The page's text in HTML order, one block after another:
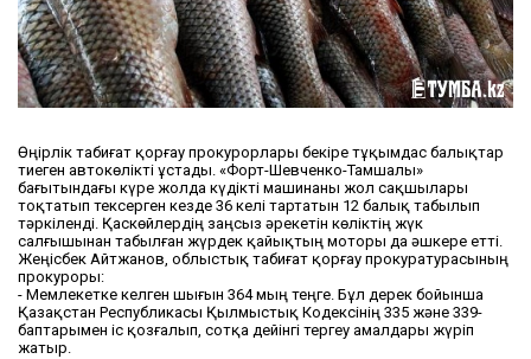
Өңірлік табиғат қорғау прокурорлары бекіре тұқымдас балықтар
тиеген автокөлікті ұстады. «Форт-Шевченко-Тамшалы»
бағытындағы күре жолда күдікті машинаны жол сақшылары
тоқтатып тексерген кезде 36 келі тартатын 12 балық табылып
тәркіленді. Қаскөйлердің заңсыз әрекетін көліктің жүк
салғышынан табылған жүрдек қайықтың моторы да әшкере етті.
Жеңісбек Айтжанов, облыстық табиғат қорғау прокуратурасының
прокуроры:
- Мемлекетке келген шығын 364 мың теңге. Бұл дерек бойынша
Қазақстан Республикасы Қылмыстық Кодексінің 335 және 339-
баптарымен іс қозғалып, сотқа дейінгі тергеу амалдары жүріп
жатыр.